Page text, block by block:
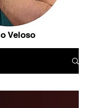
Veloso